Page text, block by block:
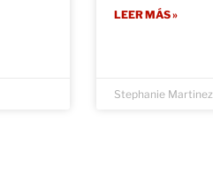
LEER MÁS »
Stephanie Martinez